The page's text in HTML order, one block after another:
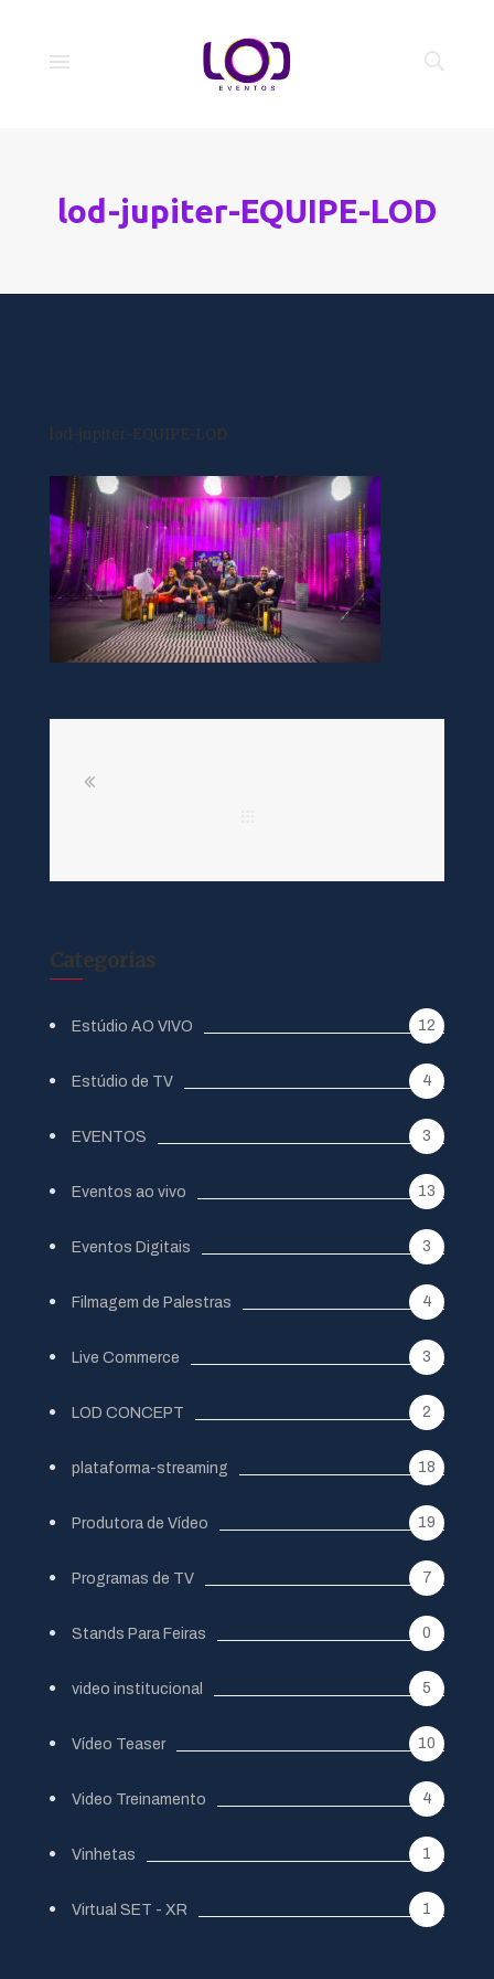
lod-jupiter-EQUIPE-LOD
lod-jupiter-EQUIPE-LOD
Categorias
Estúdio AO VIVO 12
Estúdio de TV 4
EVENTOS 3
Eventos ao vivo 13
Eventos Digitais 3
Filmagem de Palestras 4
Live Commerce 3
LOD CONCEPT 2
plataforma-streaming 18
Produtora de Vídeo 19
Programas de TV 7
Stands Para Feiras 0
video institucional 5
Vídeo Teaser 10
Video Treinamento 4
Vinhetas 1
Virtual SET - XR 1